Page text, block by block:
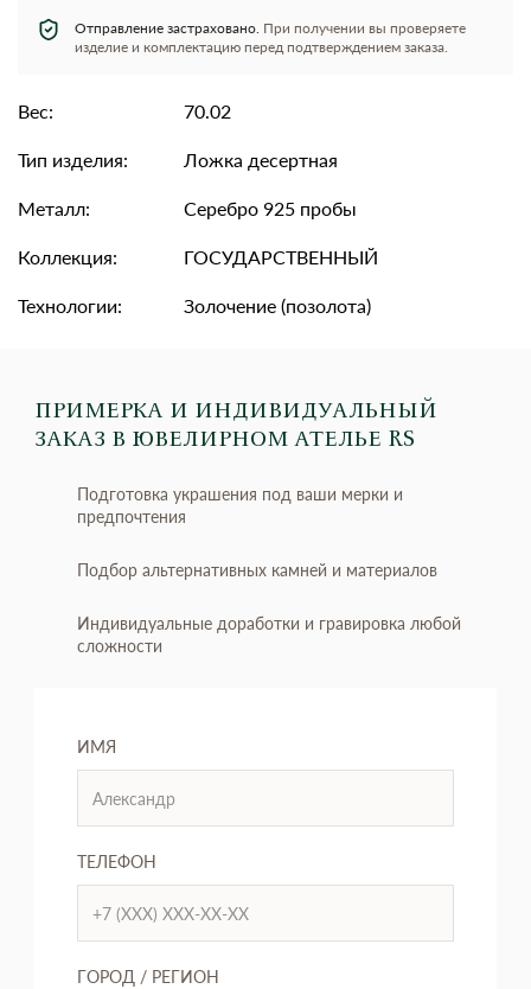
Отправление застраховано. При получении вы проверяете
изделие и комплектацию перед подтверждением заказа.
Вес:
70.02
Тип изделия:
Ложка десертная
Металл:
Серебро 925 пробы
Коллекция:
ГОСУДАРСТВЕННЫЙ
Технологии:
Золочение (позолота)
ПРИМЕРКА И ИНДИВИДУАЛЬНЫЙ
ЗАКАЗ В ЮВЕЛИРНОМ АТЕЛЬЕ RS
Подготовка украшения под ваши мерки и
предпочтения
Подбор альтернативных камней и материалов
Индивидуальные доработки и гравировка любой
сложности
ИМЯ
ТЕЛЕФОН
ГОРОД / РЕГИОН